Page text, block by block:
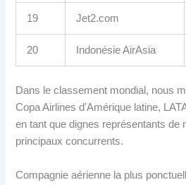
19 Jet2.com
20 Indonésie AirAsia
Dans le classement mondial, nous
Copa Airlines d'Amérique latine,
en tant que dignes représentants de
principaux concurrents.
Compagnie aérienne la plus